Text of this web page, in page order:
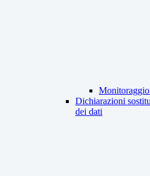
Dichiarazioni
dei dati